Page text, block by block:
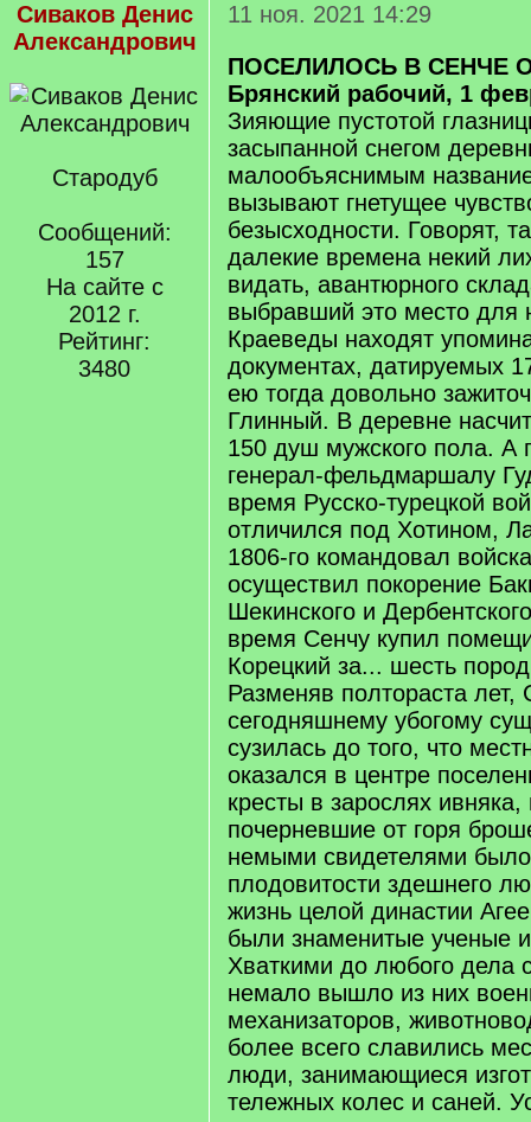
Сиваков Денис
Александрович
Стародуб
Сообщений:
157
На сайте с
2012 г.
Рейтинг:
3480
11 ноя. 2021 14:29
ПОСЕЛИЛОСЬ В СЕНЧЕ
Брянский рабочий, 1
Зияющие пустотой
засыпанной снегом
малообъяснимым
вызывают гнетущее
безысходности. Говорят,
далекие времена некий
видать, авантюрного
выбравший это место для
Краеведы находят
документах, датируемых
ею тогда довольно
Глинный. В деревне
150 душ мужского пола. А
генерал-фельдмаршалу
время Русско-турецкой
отличился под Хотином,
1806-го командовал
осуществил покорение
Шекинского и
время Сенчу купил
Корецкий за... шесть
Разменяв полтораста
сегодняшнему убогому
сузилась до того, что
оказался в центре
кресты в зарослях
почерневшие от горя
немыми свидетелями
плодовитости здешнего
жизнь целой династии
были знаменитые ученые
Хваткими до любого дела
немало вышло из них
механизаторов,
более всего славились
люди, занимающиеся
тележных колес и саней.